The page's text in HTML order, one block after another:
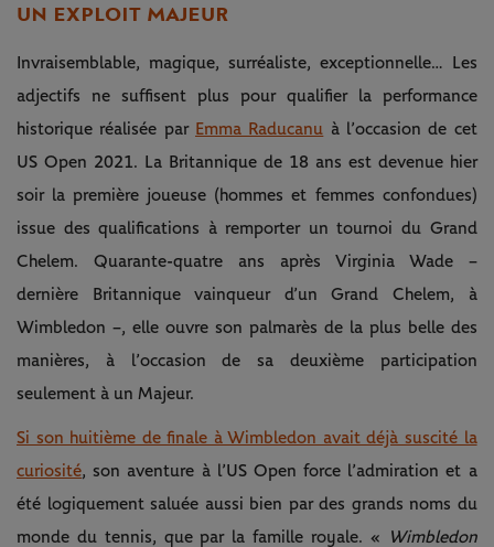
UN EXPLOIT MAJEUR
Invraisemblable, magique, surréaliste, exceptionnelle… Les
adjectifs ne suffisent plus pour qualifier la performance
historique réalisée par Emma Raducanu à l’occasion de cet
US Open 2021. La Britannique de 18 ans est devenue hier
soir la première joueuse (hommes et femmes confondues)
issue des qualifications à remporter un tournoi du Grand
Chelem. Quarante-quatre ans après Virginia Wade –
dernière Britannique vainqueur d’un Grand Chelem, à
Wimbledon –, elle ouvre son palmarès de la plus belle des
manières, à l’occasion de sa deuxième participation
seulement à un Majeur.
Si son huitième de finale à Wimbledon avait déjà suscité la
curiosité, son aventure à l’US Open force l’admiration et a
été logiquement saluée aussi bien par des grands noms du
monde du tennis, que par la famille royale. «
Wimbledon